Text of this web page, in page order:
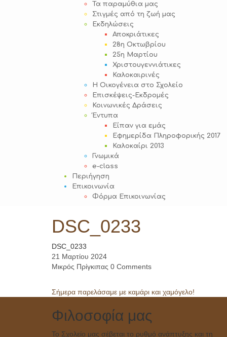
Τα παραμύθια μας
Στιγμές από τη ζωή μας
Εκδηλώσεις
Αποκριάτικες
28η Οκτωβρίου
25η Μαρτίου
Χριστουγεννιάτικες
Καλοκαιρινές
Η Οικογένεια στο Σχολείο
Επισκέψεις-Εκδρομές
Κοινωνικές Δράσεις
Έντυπα
Είπαν για εμάς
Εφημερίδα Πληροφορικής 2017
Καλοκαίρι 2013
Γνωμικά
e-class
Περιήγηση
Επικοινωνία
Φόρμα Επικοινωνίας
DSC_0233
DSC_0233
21 Μαρτίου 2024
Μικρός Πρίγκιπας 0 Comments
Post
navigation
Σήμερα παρελάσαμε με καμάρι και χαμόγελο!
Φιλοσοφία μας
Το Σχολείο μας σέβεται το ρυθμό ανάπτυξης και τη